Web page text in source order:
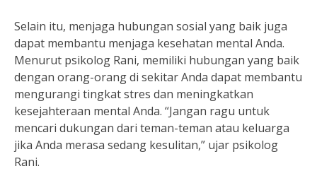
Selain itu, menjaga hubungan sosial yang baik juga
dapat membantu menjaga kesehatan mental Anda.
Menurut psikolog Rani, memiliki hubungan yang baik
dengan orang-orang di sekitar Anda dapat membantu
mengurangi tingkat stres dan meningkatkan
kesejahteraan mental Anda. “Jangan ragu untuk
mencari dukungan dari teman-teman atau keluarga
jika Anda merasa sedang kesulitan,” ujar psikolog
Rani.